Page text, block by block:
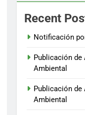
Recent
Notificación
Publicación
Ambiental
Publicación
Ambiental